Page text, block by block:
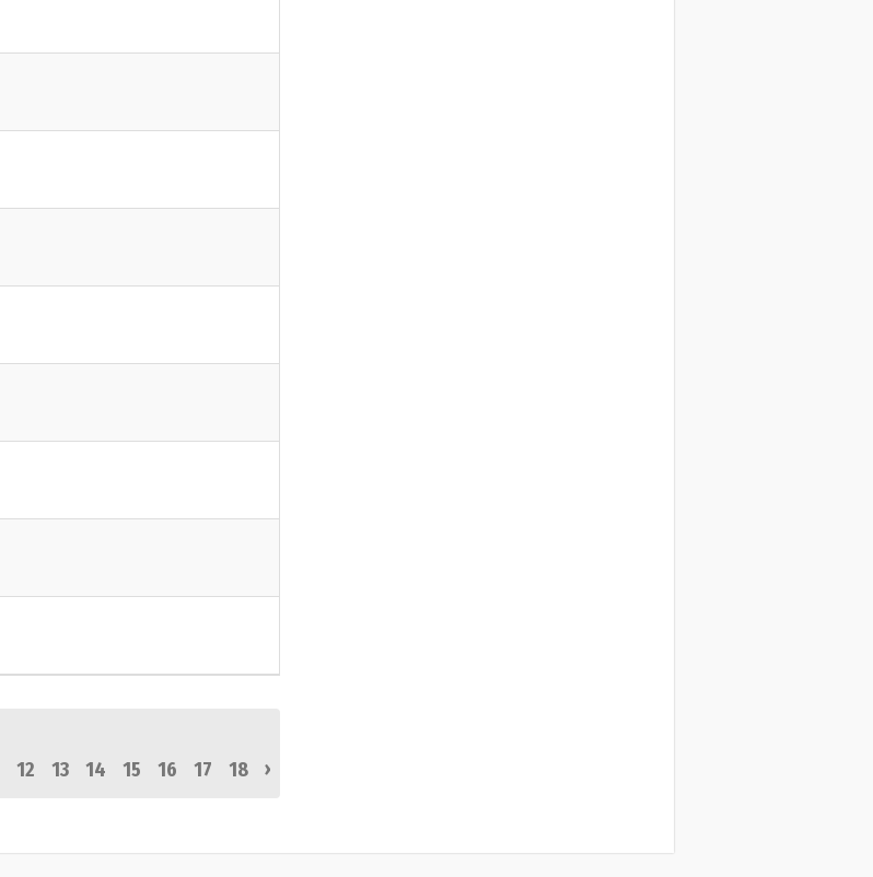
12 13 14 15 16 17 18 ›